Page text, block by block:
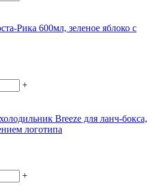
Рика 600мл, зеленое яблоко с
+
Breeze для ланч-бокса,
логотипа
+